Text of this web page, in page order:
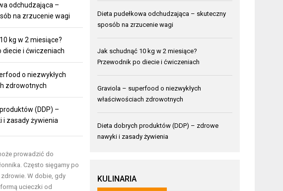
odchudzająca –
na zrzucenie wagi
kg w 2 miesiące?
diecie i ćwiczeniach
o niezwykłych
zdrowotnych
(DDP) –
i zasady żywienia
prowadzić do
Często sięgamy po
W dobie, gdy
ucieczki od
Dieta pudełkowa odchudzająca – skuteczny
sposób na zrzucenie wagi
Jak schudnąć 10 kg w 2 miesiące?
Przewodnik po diecie i ćwiczeniach
Graviola – superfood o niezwykłych
właściwościach zdrowotnych
Dieta dobrych produktów (DDP) – zdrowe
nawyki i zasady żywienia
KULINARIA